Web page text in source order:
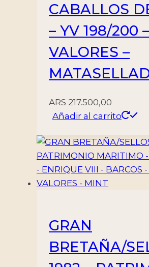
CABALLOS
– YV 198/200
VALORES –
ARS 217.500,00
Añadir al carrito
GRAN
BRETAÑA/